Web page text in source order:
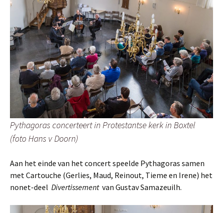
Pythagoras concerteert in Protestantse kerk in Boxtel
(foto Hans v Doorn)
Aan het einde van het concert speelde Pythagoras samen
met Cartouche (Gerlies, Maud, Reinout, Tieme en Irene) het
nonet-deel Divertissementvan Gustav Samazeuilh.